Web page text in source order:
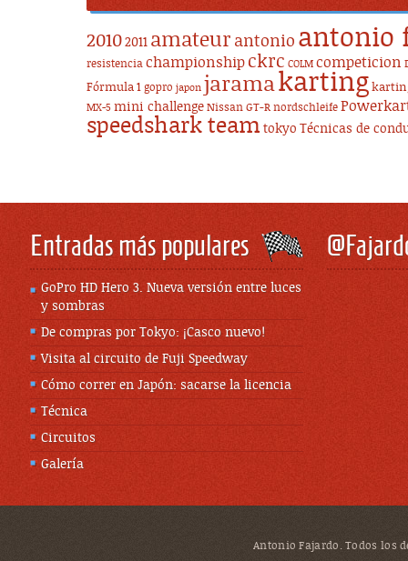
20102011 amateur antonio antonio
resistencia championship ckrc COLM competicion
Fórmula 1 gopro japon jaramakarting
MX-5 mini challenge Nissan GT-R nordschleife
speedshark team tokyo Técnicas de
Entradas más populares
GoPro HD Hero 3. Nueva versión entre luces
y sombras
De compras por Tokyo: ¡Casco nuevo!
Visita al circuito de Fuji Speedway
Cómo correr en Japón: sacarse la licencia
Técnica
Circuitos
Galería
Antonio Fajardo. Todos los